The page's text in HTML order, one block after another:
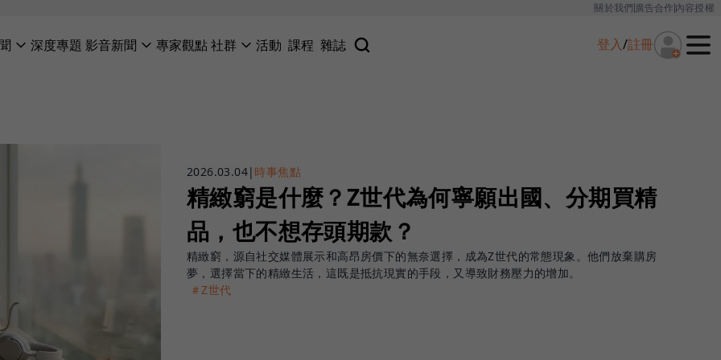
關於我們廣告合作內容授權
深度專題 影音新聞 專家觀點社群 活動 課程 雜誌 登入/註冊
2026.03.04| 時事焦點
精緻窮是什麼？Z世代為何寧願出國、分期買精
品，也不想存頭期款？
精緻窮，源自社交媒體展示和高昂房價下的無奈選擇，成為Z世代的常態現象。他們放棄購房
夢，選擇當下的精緻生活，這既是抵抗現實的手段，又導致財務壓力的增加。
＃Z世代